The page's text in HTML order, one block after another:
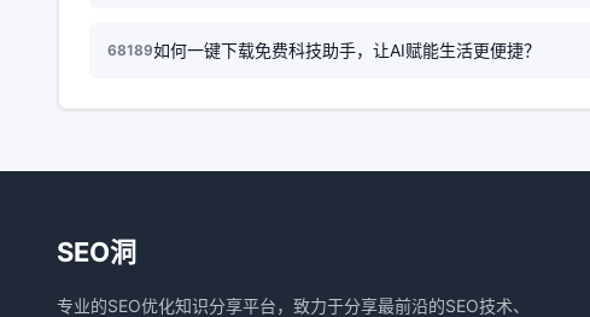
68189如何一键下载免费科技助手，让AI赋能生活更便捷？
SEO洞
专业的SEO优化知识分享平台，致力于分享最前沿的SEO技术、